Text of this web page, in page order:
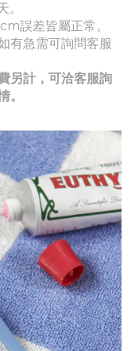
誤差皆屬正常。
有急需可詢問客服
另計，可洽客服詢
。